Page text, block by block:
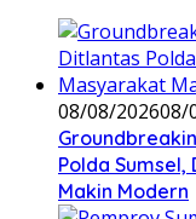
08/08/202608/
Polda
Makin Modern